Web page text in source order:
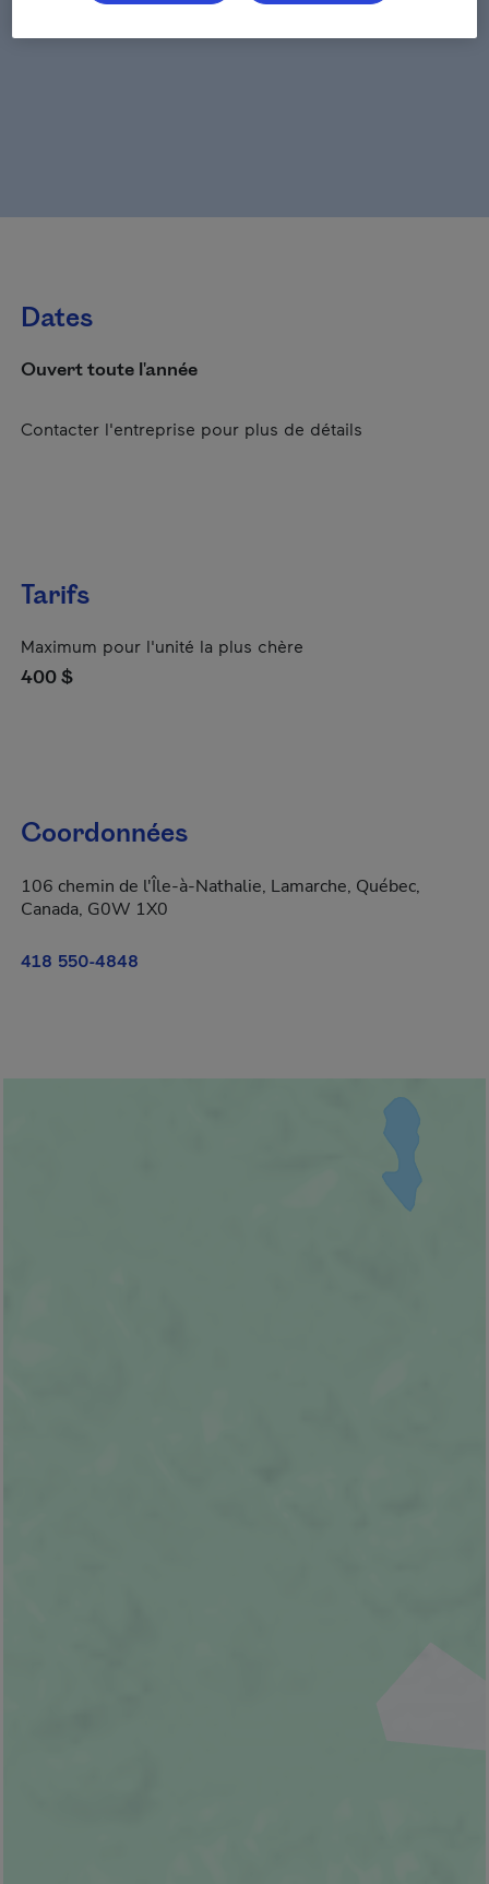
Dates
Ouvert toute l'année
Contacter l'entreprise pour plus de détails
Tarifs
Maximum pour l'unité la plus chère
400 $
Coordonnées
106 chemin de l'Île-à-Nathalie, Lamarche, Québec,
Canada, G0W 1X0
418 550-4848